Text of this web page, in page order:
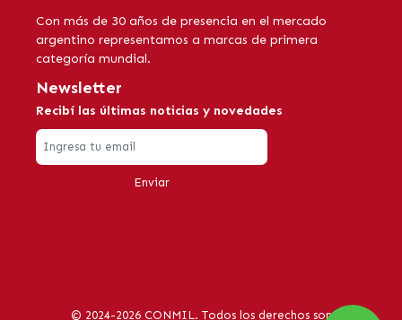
Con más de 30 años de presencia en el mercado
argentino representamos a marcas de primera
categoría mundial.
Newsletter
Recibí las últimas noticias y novedades
Enviar
© 2024-2026 CONMIL. Todos los derechos son